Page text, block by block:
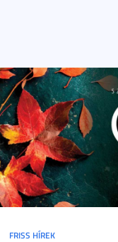
FRISS HÍREK